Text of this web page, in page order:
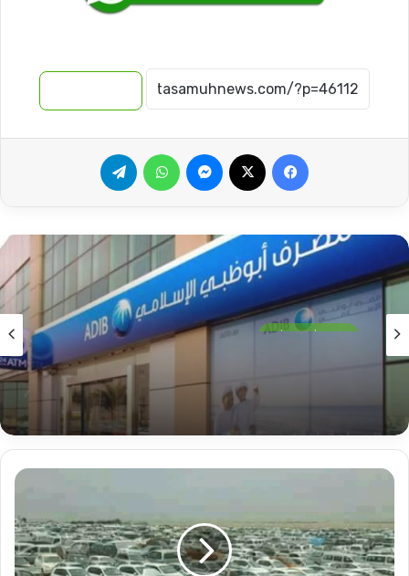
فيسبوك ماسنجر واتساب
تحقيقات وتقارير
مصرف أبوظبي بالسودان.. ما وراء التصفية.. خبراء
مقترح
البوكو
في
السودان